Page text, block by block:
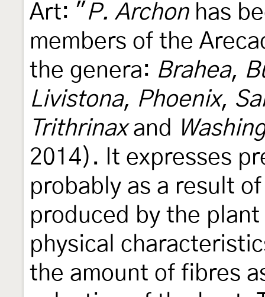
Art: " P. Archonhas
members of the
the genera: Brahea,
Livistona, Phoenix,
Trithrinaxand
2014). It expresses
probably as a result
produced by the
physical
the amount of fibres